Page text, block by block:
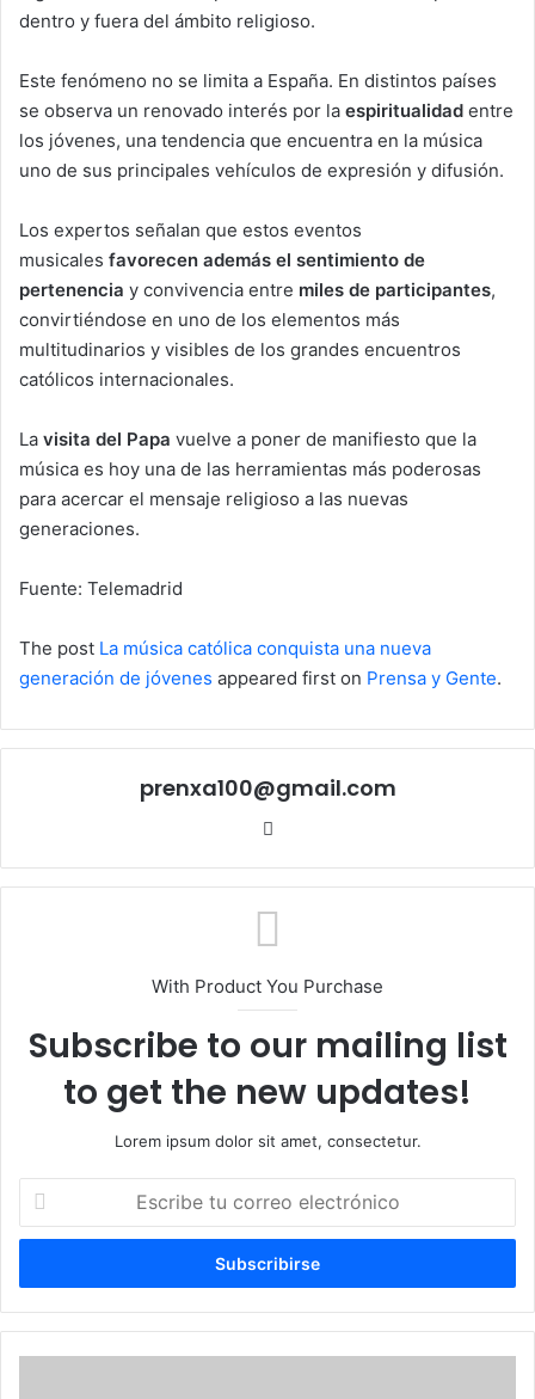
dentro y fuera del ámbito religioso.
Este fenómeno no se limita a España. En distintos países
se observa un renovado interés por la espiritualidad entre
los jóvenes, una tendencia que encuentra en la música
uno de sus principales vehículos de expresión y difusión.
Los expertos señalan que estos eventos
musicales favorecen además el sentimiento de
pertenencia y convivencia entre miles de participantes,
convirtiéndose en uno de los elementos más
multitudinarios y visibles de los grandes encuentros
católicos internacionales.
La visita del Papa vuelve a poner de manifiesto que la
música es hoy una de las herramientas más poderosas
para acercar el mensaje religioso a las nuevas
generaciones.
Fuente: Telemadrid
The post La música católica conquista una nueva
generación de jóvenes appeared first on Prensa y Gente.
prenxa100@gmail.com
With Product You Purchase
Subscribe to our mailing list
to get the new updates!
Lorem ipsum dolor sit amet, consectetur.
correo